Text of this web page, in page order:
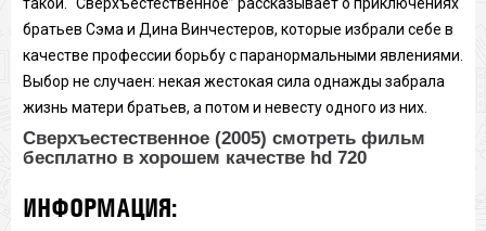
братьев Сэма и Дина Винчестеров, которые избрали себе в
качестве профессии борьбу с паранормальными явлениями.
Выбор не случаен: некая жестокая сила однажды забрала
жизнь матери братьев, а потом и невесту одного из них.
Сверхъестественное (2005) смотреть фильм
бесплатно в хорошем качестве hd 720
ИНФОРМАЦИЯ: